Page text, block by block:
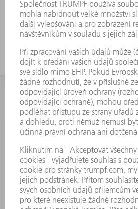
Ideální optimalizace vašich
a automatizací
INFORMACE
Často kladené
Všeobecné obchodní
KONTAKTNÍ ÚDAJE
Náhradní díly
+420 251 106 254
Po - čt 8:00 -
Pá 8:00 - 16:00
ND@trumpf.com
KONTAKTNÍ